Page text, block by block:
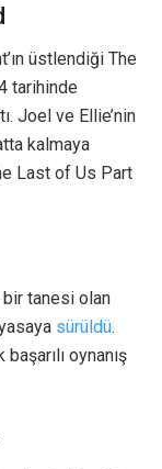
üstlendiği The
tarihinde
Joel ve Ellie’nin
kalmaya
Last of Us Part
bir tanesi olan
sürüldü.
oynanış